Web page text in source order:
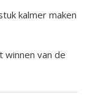
kalmer maken
winnen van de